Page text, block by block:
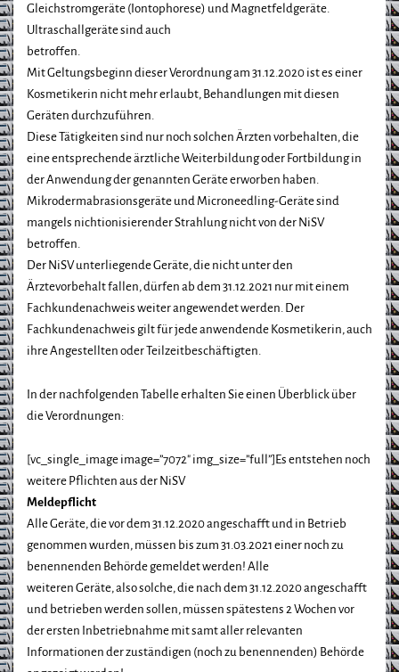
Gleichstromgeräte (Iontophorese) und Magnetfeldgeräte.
Ultraschallgeräte sind auch
betroffen.
Mit Geltungsbeginn dieser Verordnung am 31.12.2020 ist es einer
Kosmetikerin nicht mehr erlaubt, Behandlungen mit diesen
Geräten durchzuführen.
Diese Tätigkeiten sind nur noch solchen Ärzten vorbehalten, die
eine entsprechende ärztliche Weiterbildung oder Fortbildung in
der Anwendung der genannten Geräte erworben haben.
Mikrodermabrasionsgeräte und Microneedling-Geräte sind
mangels nichtionisierender Strahlung nicht von der NiSV
betroffen.
Der NiSV unterliegende Geräte, die nicht unter den
Ärztevorbehalt fallen, dürfen ab dem 31.12.2021 nur mit einem
Fachkundenachweis weiter angewendet werden. Der
Fachkundenachweis gilt für jede anwendende Kosmetikerin, auch
ihre Angestellten oder Teilzeitbeschäftigten.
In der nachfolgenden Tabelle erhalten Sie einen Überblick über
die Verordnungen:
[vc_single_image image=”7072″ img_size=”full”]Es entstehen noch
weitere Pflichten aus der NiSV
Meldepflicht
Alle Geräte, die vor dem 31.12.2020 angeschafft und in Betrieb
genommen wurden, müssen bis zum 31.03.2021 einer noch zu
benennenden Behörde gemeldet werden! Alle
weiteren Geräte, also solche, die nach dem 31.12.2020 angeschafft
und betrieben werden sollen, müssen spätestens 2 Wochen vor
der ersten Inbetriebnahme mit samt aller relevanten
Informationen der zuständigen (noch zu benennenden) Behörde